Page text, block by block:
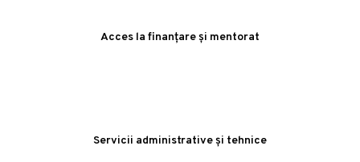
Acces la finanțare și mentorat
Servicii administrative și tehnice